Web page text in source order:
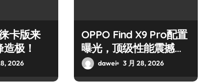
卡版来
极！
2026
OPPO Find X9 Pro配置
曝光，顶级性能震撼发
布！dawei 3 月 28, 2026